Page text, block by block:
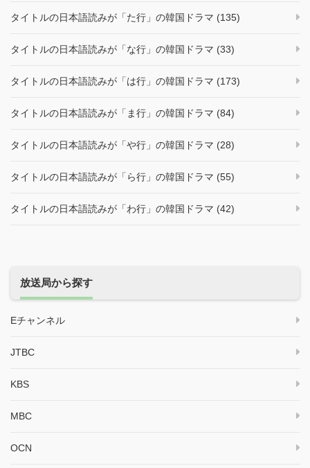
タイトルの日本語読みが「た行」の韓国ドラマ (135)
タイトルの日本語読みが「な行」の韓国ドラマ (33)
タイトルの日本語読みが「は行」の韓国ドラマ (173)
タイトルの日本語読みが「ま行」の韓国ドラマ (84)
タイトルの日本語読みが「や行」の韓国ドラマ (28)
タイトルの日本語読みが「ら行」の韓国ドラマ (55)
タイトルの日本語読みが「わ行」の韓国ドラマ (42)
放送局から探す
Eチャンネル
JTBC
KBS
MBC
OCN